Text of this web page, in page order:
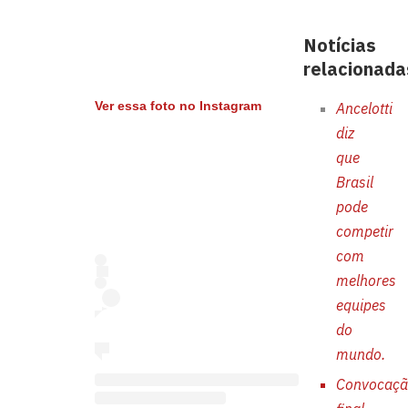
Notícias
Ancelotti
diz
que
Brasil
pode
competir
com
melhores
equipes
do
mundo.
Ver essa foto no Instagram